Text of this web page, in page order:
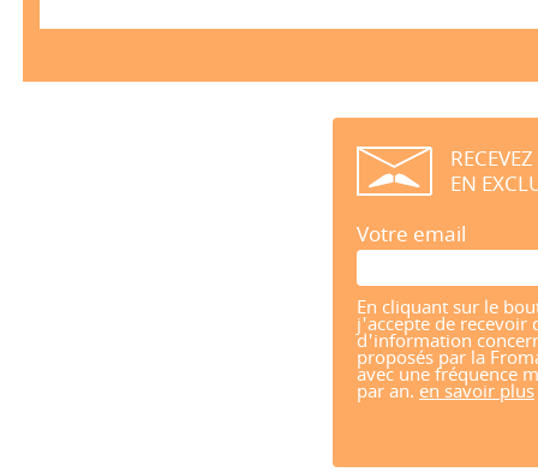
EN
Votre email
En cliquant sur le
j'accepte de recevoir
d'information
proposés par la
avec une fréquence
par an. en savoir plus